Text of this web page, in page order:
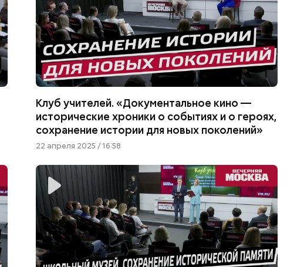
Клуб учителей. «Документальное кино —
исторические хроники о событиях и о героях,
сохранение истории для новых поколений»
22 апреля 2025 / 16:58